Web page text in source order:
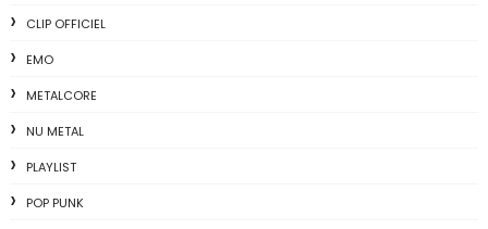
CLIP OFFICIEL
EMO
METALCORE
NU METAL
PLAYLIST
POP PUNK